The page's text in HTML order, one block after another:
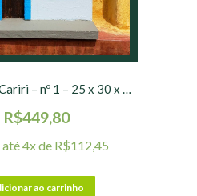
Fachada do Cariri – nº 1 – 25 x 30 x 10 cm
R$449,80
até 4x de R$112,45
ao carrinho